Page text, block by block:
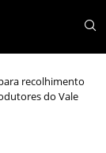
recolhimento
do Vale